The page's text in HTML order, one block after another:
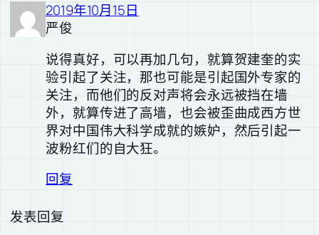
2019年10月15日
严俊
说得真好，可以再加几句，就算贺建奎的实
验引起了关注，那也可能是引起国外专家的
关注，而他们的反对声将会永远被挡在墙
外，就算传进了高墙，也会被歪曲成西方世
界对中国伟大科学成就的嫉妒，然后引起一
波粉红们的自大狂。
回复
发表回复